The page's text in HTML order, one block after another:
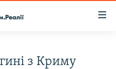
з Криму